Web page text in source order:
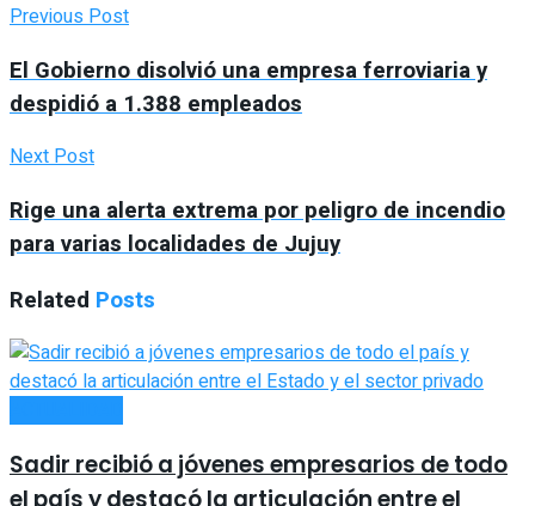
Previous Post
El Gobierno disolvió una empresa ferroviaria y
despidió a 1.388 empleados
Next Post
Rige una alerta extrema por peligro de incendio
para varias localidades de Jujuy
Related Posts
Sadir recibió a jóvenes empresarios de todo